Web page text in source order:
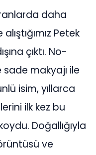
daha
Petek
çıktı. No-
sade makyajı ile
isim, yıllarca
ilk kez bu
Doğallığıyla
ve